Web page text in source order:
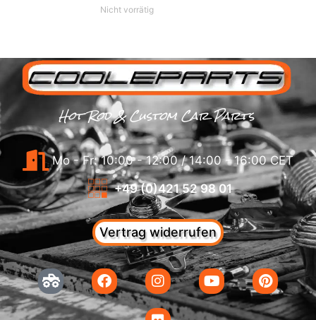
Nicht vorrätig
Hot Rod & Custom Car Parts
Mo - Fr: 10:00 - 12:00 / 14:00 - 16:00 CET
+49 (0)421 52 98 01
Vertrag widerrufen